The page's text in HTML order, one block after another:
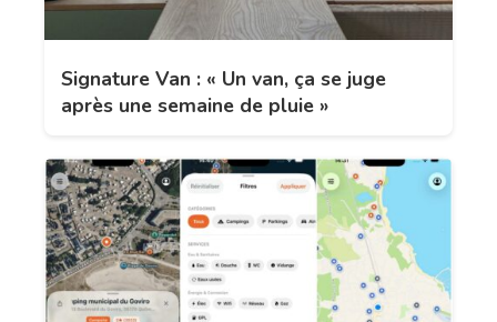
Signature Van : « Un van, ça se juge
après une semaine de pluie »